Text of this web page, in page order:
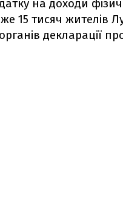
на доходи
15 тисяч жителів
декларації